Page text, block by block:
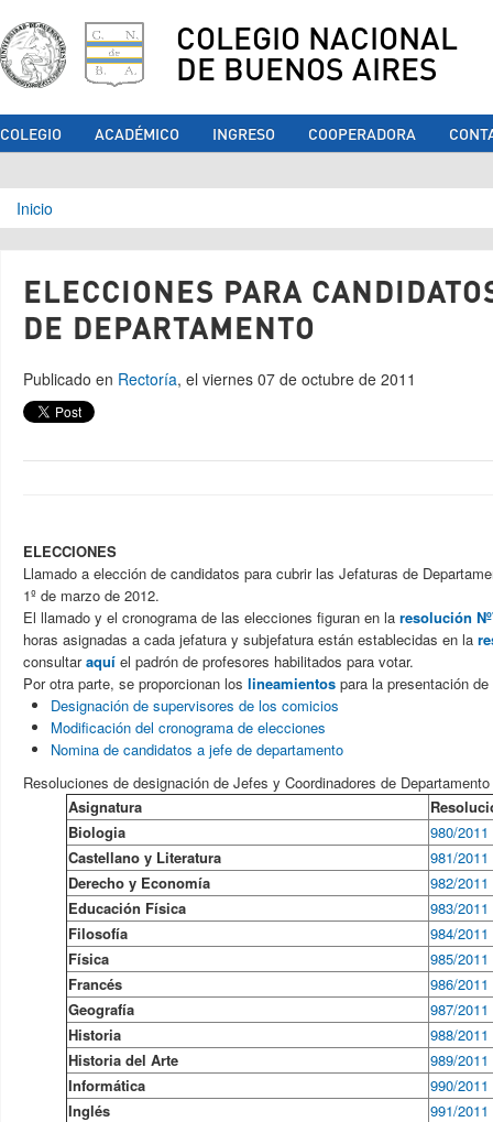
COLEGIO NACIONAL
DE BUENOS AIRES
COLEGIO ACADÉMICO INGRESO COOPERADORA
Se encuentra usted aquí
Inicio
ELECCIONES PARA
DE DEPARTAMENTO
Publicado en Rectoría, el viernes 07 de octubre de 2011
ELECCIONES
Llamado a elección de candidatos para cubrir las Jefaturas de
1º de marzo de 2012.
El llamado y el cronograma de las elecciones figuran en la resolución
horas asignadas a cada jefatura y subjefatura están establecidas en la
consultaraquí el padrón de profesores habilitados para votar.
Por otra parte, se proporcionan los lineamientos para la presentación
Designación de supervisores de los comicios
Modificación del cronograma de elecciones
Nomina de candidatos a jefe de departamento
Resoluciones de designación de Jefes y Coordinadores de
Asignatura
Biologia
980/2011
Castellano y Literatura
981/2011
Derecho y Economía
982/2011
Educación Física
983/2011
Filosofía
984/2011
Física
985/2011
Francés
986/2011
Geografía
987/2011
Historia
988/2011
Historia del Arte
989/2011
Informática
990/2011
Inglés
991/2011